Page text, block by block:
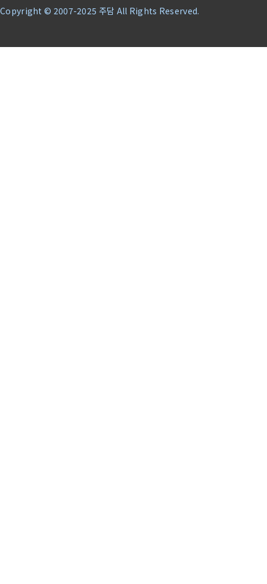
Copyright © 2007-2025 주담 All Rights Reserved.